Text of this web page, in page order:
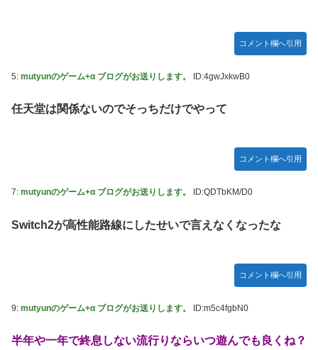
亡き叔母の遺書「実は17年前に従兄弟と赤ちゃんを交換し
展開を迎えて婚約者呆然←家族の絆が深すぎて修羅場になら
高配当をうたった「みんなで大家さん」→実態は2881億円
【動画】高速道路を走行中の車からリアガラスが飛んでくる
「ドラゴンボール」新作TVアニメが7月から放送されるぞ！
やる夫のダンジョン運営記183-雑談所ネタ118 懺悔小ネタ
「創刻のファイアホイール」+埋めネタ「ファイアホイール
TCG・その後」
ぴのビスチェ」可愛い！そしてメドローアやギガバーストき
コメント欄へ引用
5: mutyunのゲーム+α ブログがお送りします。 ID:4gwJxkwB0
任天堂は関係ないのでそっちだけでやって
コメント欄へ引用
7: mutyunのゲーム+α ブログがお送りします。 ID:QDTbKM/D0
Switch2が高性能路線にしたせいで言えなくなったな
コメント欄へ引用
9: mutyunのゲーム+α ブログがお送りします。 ID:m5c4fgbN0
半年や一年で終息しない流行りならいつ遊んでも良くね？